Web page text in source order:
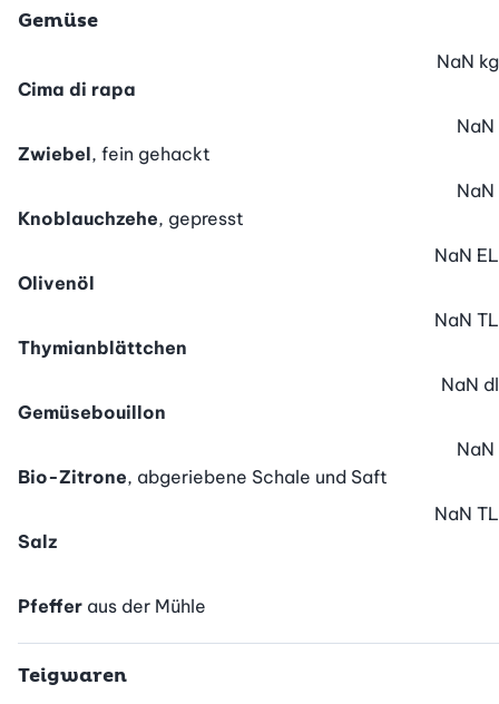
Gemüse
Cima di rapa
NaN kg
Zwiebel, fein gehackt
NaN
Knoblauchzehe, gepresst
NaN
Olivenöl
NaN EL
Thymianblättchen
NaN TL
Gemüsebouillon
NaN dl
Bio-Zitrone, abgeriebene Schale und Saft
NaN
Salz
NaN TL
Pfeffer aus der Mühle
Teigwaren